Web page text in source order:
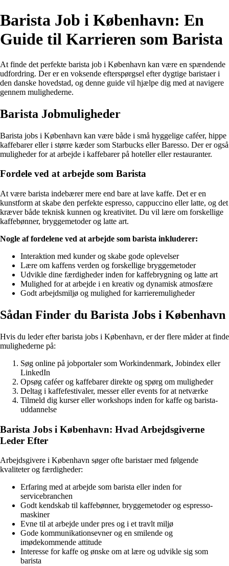
Barista Job i København: En
Guide til Karrieren som Barista
At finde det perfekte barista job i København kan være en spændende
udfordring. Der er en voksende efterspørgsel efter dygtige baristaer i
den danske hovedstad, og denne guide vil hjælpe dig med at navigere
gennem mulighederne.
Barista Jobmuligheder
Barista jobs i København kan være både i små hyggelige caféer, hippe
kaffebarer eller i større kæder som Starbucks eller Baresso. Der er også
muligheder for at arbejde i kaffebarer på hoteller eller restauranter.
Fordele ved at arbejde som Barista
At være barista indebærer mere end bare at lave kaffe. Det er en
kunstform at skabe den perfekte espresso, cappuccino eller latte, og det
kræver både teknisk kunnen og kreativitet. Du vil lære om forskellige
kaffebønner, bryggemetoder og latte art.
Nogle af fordelene ved at arbejde som barista inkluderer:
Interaktion med kunder og skabe gode oplevelser
Lære om kaffens verden og forskellige bryggemetoder
Udvikle dine færdigheder inden for kaffebrygning og latte art
Mulighed for at arbejde i en kreativ og dynamisk atmosfære
Godt arbejdsmiljø og mulighed for karrieremuligheder
Sådan Finder du Barista Jobs i København
Hvis du leder efter barista jobs i København, er der flere måder at finde
mulighederne på:
Søg online på jobportaler som Workindenmark, Jobindex eller
LinkedIn
Opsøg caféer og kaffebarer direkte og spørg om muligheder
Deltag i kaffefestivaler, messer eller events for at netværke
Tilmeld dig kurser eller workshops inden for kaffe og barista-
uddannelse
Barista Jobs i København: Hvad Arbejdsgiverne
Leder Efter
Arbejdsgivere i København søger ofte baristaer med følgende
kvaliteter og færdigheder:
Erfaring med at arbejde som barista eller inden for
servicebranchen
Godt kendskab til kaffebønner, bryggemetoder og espresso-
maskiner
Evne til at arbejde under pres og i et travlt miljø
Gode kommunikationsevner og en smilende og
imødekommende attitude
Interesse for kaffe og ønske om at lære og udvikle sig som
barista